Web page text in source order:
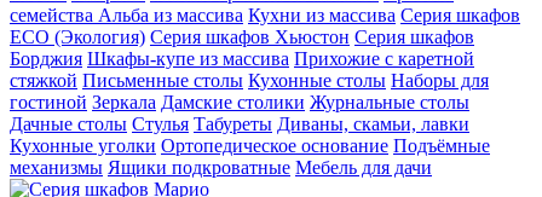
семейства Альба из массива Кухни из массива Серия шкафов
ECO (Экология) Серия шкафов Хьюстон Серия шкафов
Борджия Шкафы-купе из массива Прихожие с каретной
стяжкой Письменные столы Кухонные столы Наборы для
гостиной Зеркала Дамские столики Журнальные столы
Дачные столы Стулья Табуреты Диваны, скамьи, лавки
Кухонные уголки Ортопедическое основание Подъёмные
механизмы Ящики подкроватные Мебель для дачи